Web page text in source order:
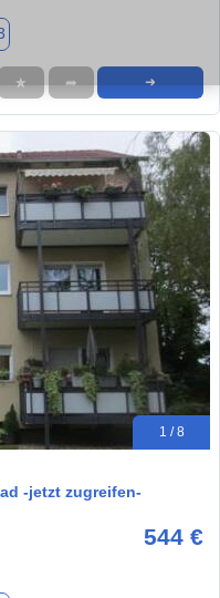
★ ➦ ➜
1 / 8
-jetzt zugreifen-
544 €